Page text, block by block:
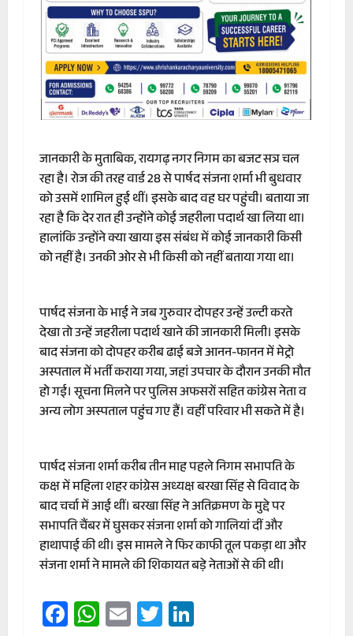
जानकारी के मुताबिक, रायगढ़ नगर निगम का बजट सत्र चल
रहा है। रोज की तरह वार्ड 28 से पार्षद संजना शर्मा भी बुधवार
को उसमें शामिल हुई थीं। इसके बाद वह घर पहुंची। बताया जा
रहा है कि देर रात ही उन्होंने कोई जहरीला पदार्थ खा लिया था।
हालांकि उन्होंने क्या खाया इस संबंध में कोई जानकारी किसी
को नहीं है। उनकी ओर से भी किसी को नहीं बताया गया था।
पार्षद संजना के भाई ने जब गुरुवार दोपहर उन्हें उल्टी करते
देखा तो उन्हें जहरीला पदार्थ खाने की जानकारी मिली। इसके
बाद संजना को दोपहर करीब ढाई बजे आनन-फानन में मेट्रो
अस्पताल में भर्ती कराया गया, जहां उपचार के दौरान उनकी मौत
हो गई। सूचना मिलने पर पुलिस अफसरों सहित कांग्रेस नेता व
अन्य लोग अस्पताल पहुंच गए हैं। वहीं परिवार भी सकते में है।
पार्षद संजना शर्मा करीब तीन माह पहले निगम सभापति के
कक्ष में महिला शहर कांग्रेस अध्यक्ष बरखा सिंह से विवाद के
बाद चर्चा में आई थीं। बरखा सिंह ने अतिक्रमण के मुद्दे पर
सभापति चैंबर में घुसकर संजना शर्मा को गालियां दीं और
हाथापाई की थी। इस मामले ने फिर काफी तूल पकड़ा था और
संजना शर्मा ने मामले की शिकायत बड़े नेताओं से की थी।
Facebook
WhatsApp
EmailTwitter